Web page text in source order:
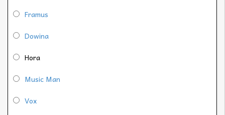
Framus
Dowina
Hora
Music Man
Vox